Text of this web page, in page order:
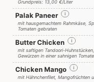
Grundpreis: 13,00 €/Liter
Palak Paneer i
mit hausgemachtem Rahmkäse,
Tomaten gebraten
Butter Chicken i
mit saftigen Tandoori-
Gewürzen in einer sahnigen
Chicken Mango i
mit Hähnchenfilet, Mangofrüchten